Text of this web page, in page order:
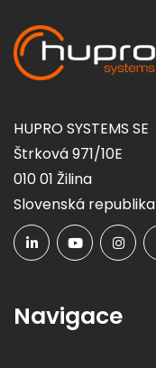
HUPRO SYSTEMS SE
Štrková 971/10E
010 01 Žilina
Slovenská republika
Navigace